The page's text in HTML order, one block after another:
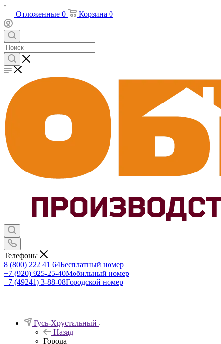
Отложенные 0 Корзина 0
Телефоны
8 (800) 222 41 64Бесплатный номер
+7 (920) 925-25-40Мобильный номер
+7 (49241) 3-88-08Городской номер
Гусь-Хрустальный
Назад
Города